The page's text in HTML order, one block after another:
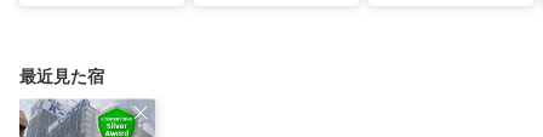
最近見た宿